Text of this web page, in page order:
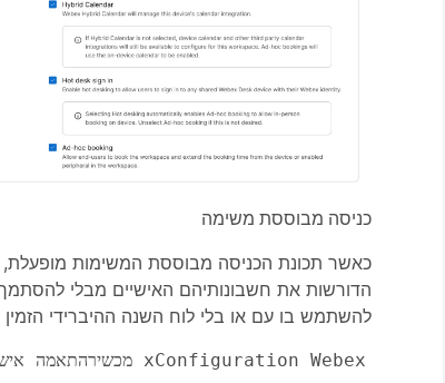
כניסה מבוססת משימה
כאשר תכונת הכניסה מבוססת המשימות
הדורשות את חשבונותיהם האישיים מבלי להסתמך
להשתמש בו עם או בלי לוח השנה ההיברידי
xConfiguration Webex מכשירהתאמה אישית TaskBasedSignIn: <מופעל, כבוי>